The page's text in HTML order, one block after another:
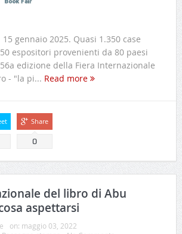
15 gennaio 2025. Quasi 1.350 case
espositori provenienti da 80 paesi
edizione della Fiera Internazionale
- "la pi... Read more
Share
0
del libro di Abu
aspettarsi
on: maggio 03, 2022